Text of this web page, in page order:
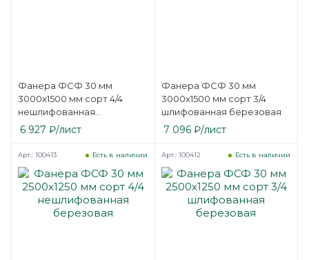
Фанера ФСФ 30 мм
3000х1500 мм сорт 4/4
нешлифованная
березовая
6 927 ₽/лист
Фанера ФСФ 30 мм
3000х1500 мм сорт 3/4
шлифованная березовая
7 096₽/лист
Есть в наличии
Арт.: 100413 Есть в наличии
Арт.: 100412